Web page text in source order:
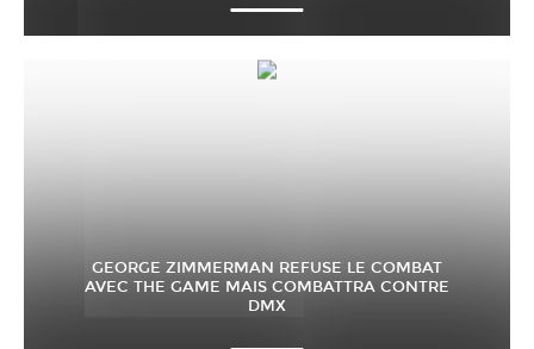
GEORGE ZIMMERMAN REFUSE LE COMBAT
AVEC THE GAME MAIS COMBATTRA CONTRE
DMX